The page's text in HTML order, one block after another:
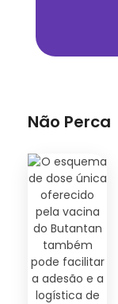
Não Perca